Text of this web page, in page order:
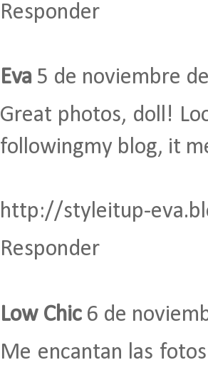
Responder
Eva 5 de noviembre
Great photos, doll!
followingmy blog, it
http://styleitup-
Responder
Low Chic 6 de
Me encantan las